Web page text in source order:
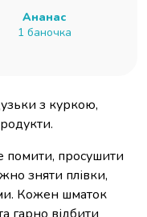
Ананас
1 баночка
з куркою,
помити, просушити
зняти плівки,
Кожен шматок